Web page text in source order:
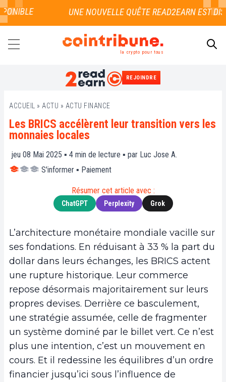
la crypto pour tous
REJOINDRE
ACCUEIL » ACTU » ACTU FINANCE
Les BRICS accélèrent leur transition vers les
monnaies locales
jeu 08 Mai 2025 ▪ 4 min de lecture ▪ par Luc Jose A.
S'informer ▪ Paiement
Résumer cet article avec :
ChatGPT Perplexity Grok
L’architecture monétaire mondiale vacille sur
ses fondations. En réduisant à 33 % la part du
dollar dans leurs échanges, les BRICS actent
une rupture historique. Leur commerce
repose désormais majoritairement sur leurs
propres devises. Derrière ce basculement,
une stratégie assumée, celle de fragmenter
un système dominé par le billet vert. Ce n’est
plus une intention, c’est un mouvement en
cours. Et il redessine les équilibres d’un ordre
financier jusqu’ici sous l’influence de